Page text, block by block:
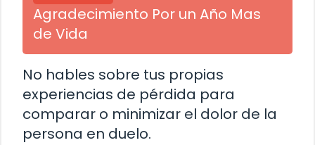
Agradecimiento Por un Año Mas
de Vida
No hables sobre tus propias
experiencias de pérdida para
comparar o minimizar el dolor de la
persona en duelo.